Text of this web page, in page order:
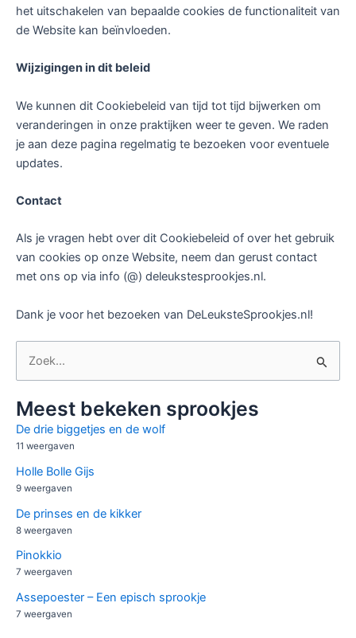
het uitschakelen van bepaalde cookies de functionaliteit van
de Website kan beïnvloeden.
Wijzigingen in dit beleid
We kunnen dit Cookiebeleid van tijd tot tijd bijwerken om
veranderingen in onze praktijken weer te geven. We raden
je aan deze pagina regelmatig te bezoeken voor eventuele
updates.
Contact
Als je vragen hebt over dit Cookiebeleid of over het gebruik
van cookies op onze Website, neem dan gerust contact
met ons op via info (@) deleukstesprookjes.nl.
Dank je voor het bezoeken van DeLeuksteSprookjes.nl!
n
a
a
r
:
Meest bekeken sprookjes
De drie biggetjes en de wolf
11 weergaven
Holle Bolle Gijs
9 weergaven
De prinses en de kikker
8 weergaven
Pinokkio
7 weergaven
Assepoester – Een episch sprookje
7 weergaven